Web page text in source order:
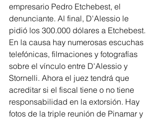
empresario Pedro Etchebest, el
denunciante. Al final, D'Alessio le
pidió los 300.000 dólares a Etchebest.
En la causa hay numerosas escuchas
telefónicas, filmaciones y fotografías
sobre el vínculo entre D'Alessio y
Stornelli. Ahora el juez tendrá que
acreditar si el fiscal tiene o no tiene
responsabilidad en la extorsión. Hay
fotos de la triple reunión de Pinamar y